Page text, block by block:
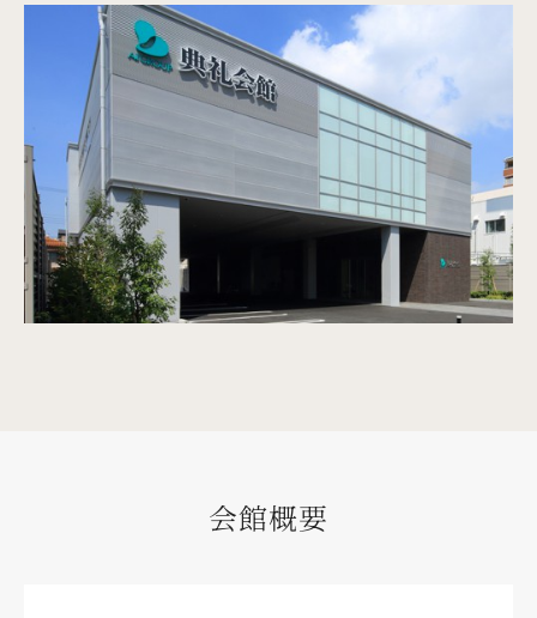
会館概要
はじめての葬儀（喪主・ご遺族様）
はじめての葬儀 （参列者様）
イベント情報
お知らせ
お急ぎの方